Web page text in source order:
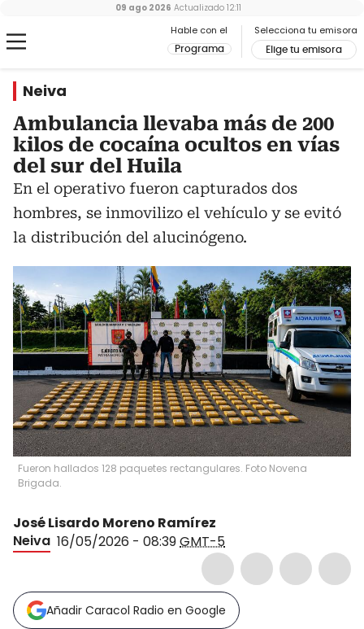
Hable con el
Programa
Selecciona tu emisora
Elige tu emisora
09 ago 2026 Actualizado 12:11
Neiva
Ambulancia llevaba más de 200
kilos de cocaína ocultos en vías
del sur del Huila
En el operativo fueron capturados dos
hombres, se inmovilizo el vehículo y se evitó
la distribución del alucinógeno.
Fueron hallados 128 paquetes rectangulares. Foto Novena
Brigada.
José Lisardo Moreno Ramírez
Neiva 16/05/2026 - 08:39GMT-5
Añadir Caracol Radio en Google